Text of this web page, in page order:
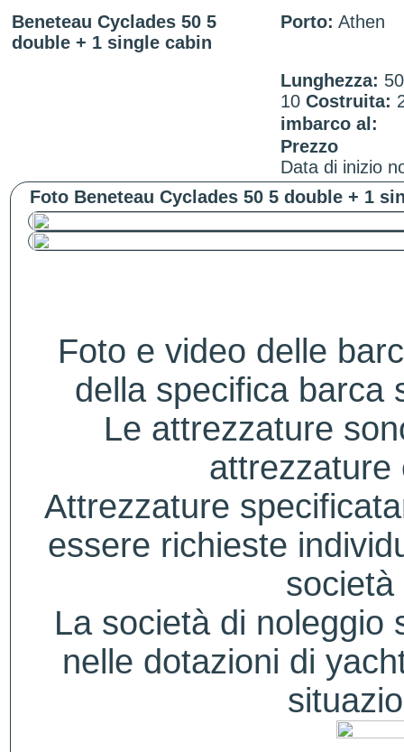
Beneteau Cyclades 50 5
double + 1 single cabin
Porto: Athen
Lunghezza:
10 Costruita:
imbarco al:
Prezzo
Data di inizio
Foto Beneteau Cyclades 50 5 double + 1
Foto e video delle
della specifica barca
Le attrezzature
attrezzature
Attrezzature
essere richieste
La società di noleggio
nelle dotazioni di